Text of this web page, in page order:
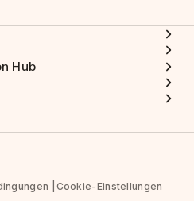
Hub
Cookie-Einstellungen